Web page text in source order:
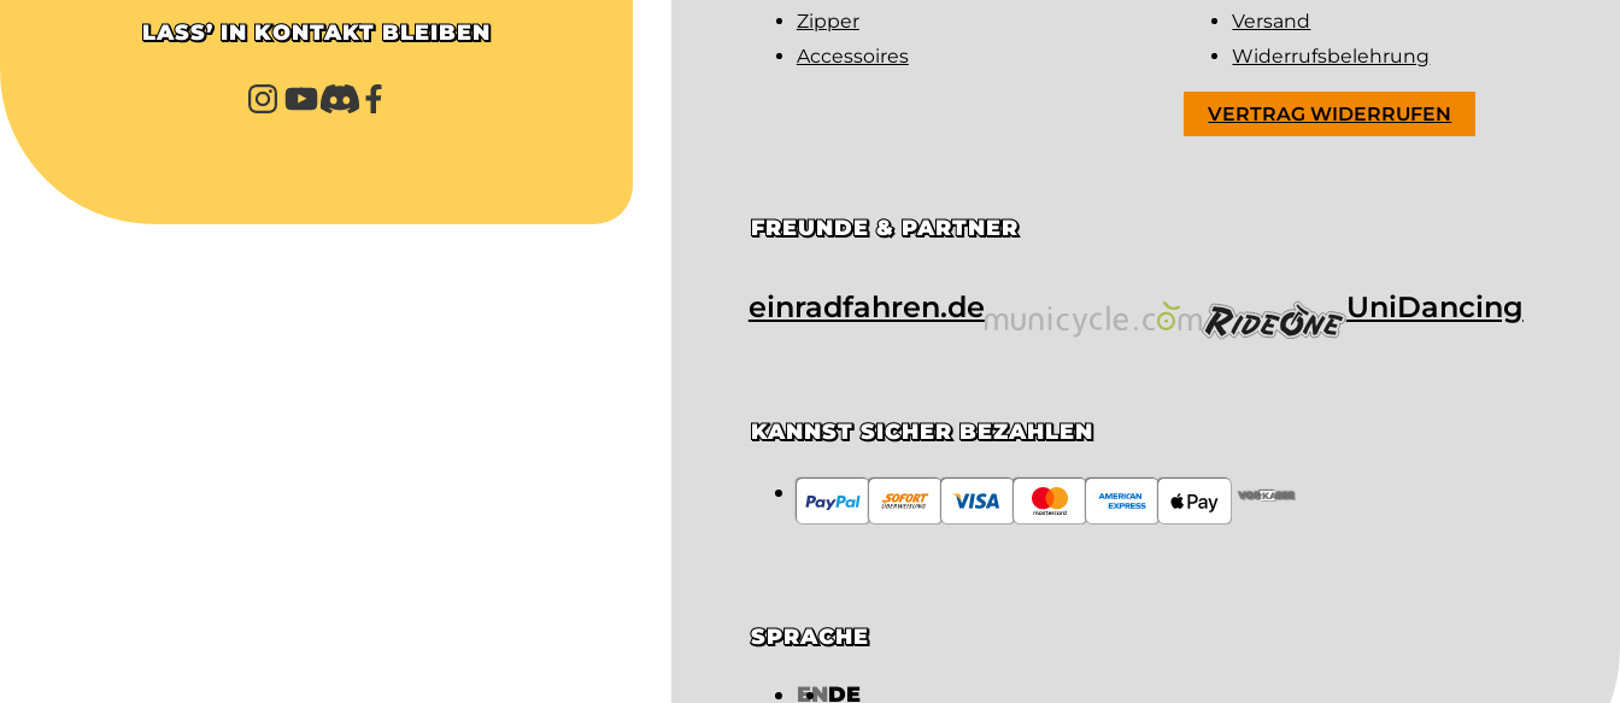
LASS’ IN KONTAKT BLEIBEN
Zipper
Accessoires
Versand
Widerrufsbelehrung
VERTRAG WIDERRUFEN
FREUNDE & PARTNER
einradfahren.de UniDancing
KANNST SICHER BEZAHLEN
VORKASSE
SPRACHE
ENDE